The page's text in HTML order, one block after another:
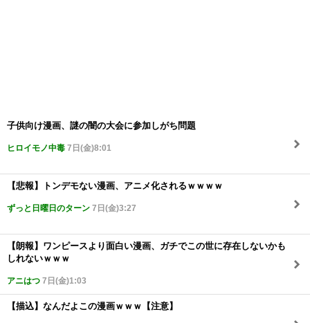
子供向け漫画、謎の闇の大会に参加しがち問題
ヒロイモノ中毒 7日(金)8:01
【悲報】トンデモない漫画、アニメ化されるｗｗｗｗ
ずっと日曜日のターン 7日(金)3:27
【朗報】ワンピースより面白い漫画、ガチでこの世に存在しないかも
しれないｗｗｗ
アニはつ 7日(金)1:03
【描込】なんだよこの漫画ｗｗｗ【注意】